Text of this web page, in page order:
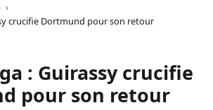
crucifie Dortmund pour son retour
: Guirassy crucifie
pour son retour